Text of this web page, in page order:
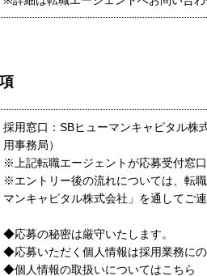
採用窓口：SBヒューマンキャピタル株
用事務局）
※上記転職エージェントが応募受付窓口
※エントリー後の流れについては、転
マンキャピタル株式会社」を通してご
◆応募の秘密は厳守いたします。
◆応募いただく個人情報は採用業務にの
◆個人情報の取扱いについてはこちら